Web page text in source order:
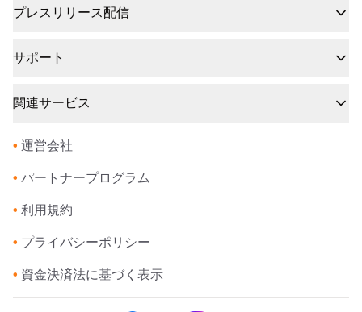
プレスリリース配信
サポート
関連サービス
• 運営会社
• パートナープログラム
• 利用規約
• プライバシーポリシー
• 資金決済法に基づく表示